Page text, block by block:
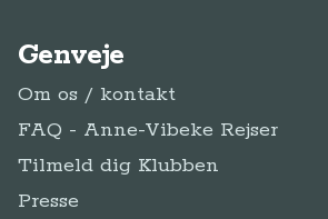
Genveje
Om os / kontakt
FAQ - Anne-Vibeke Rejser
Tilmeld dig Klubben
Presse